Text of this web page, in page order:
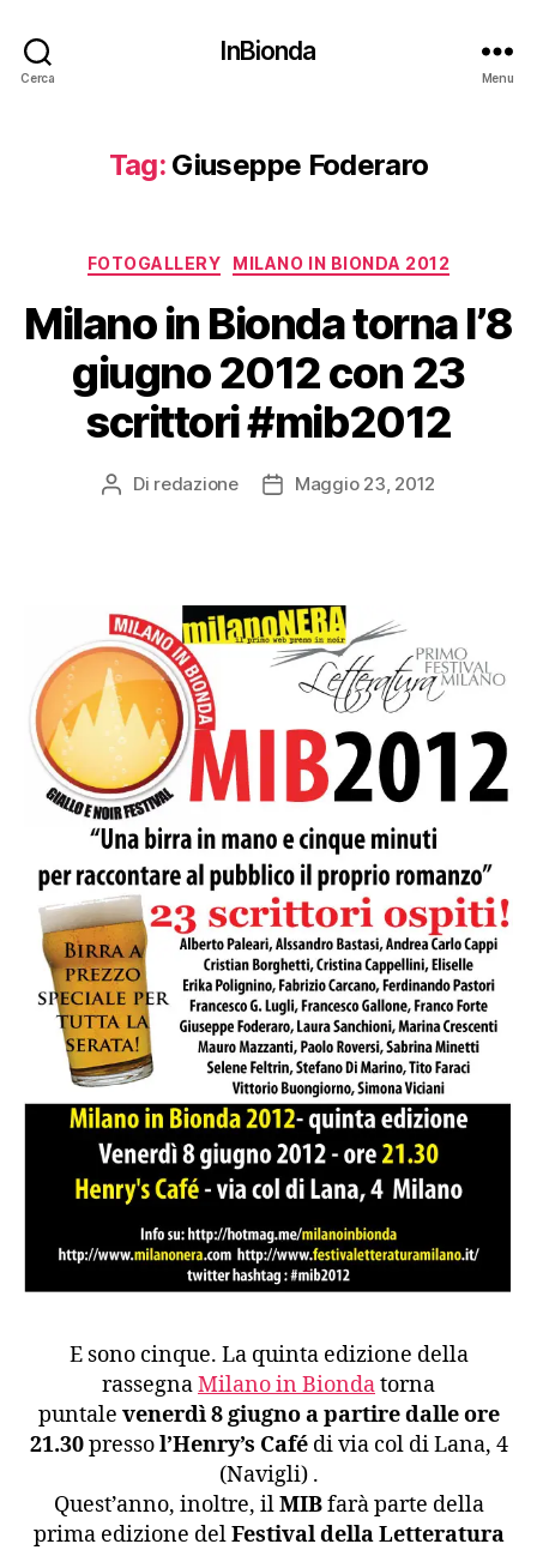
Cerca
InBionda
Menu
Tag: Giuseppe Foderaro
Categorie
FOTOGALLERY MILANO IN BIONDA 2012
Milano in Bionda torna l’8
giugno 2012 con 23
scrittori #mib2012
Autore
Di redazione
DataMaggio 23, 2012
E sono cinque. La quinta edizione della
rassegnaMilano in Biondatorna
puntale venerdì 8 giugno a partire dalle ore
21.30pressol’Henry’s Café di via col di Lana, 4
(Navigli) .
Quest’anno, inoltre, ilMIBfarà parte della
prima edizione delFestival della Letteratura